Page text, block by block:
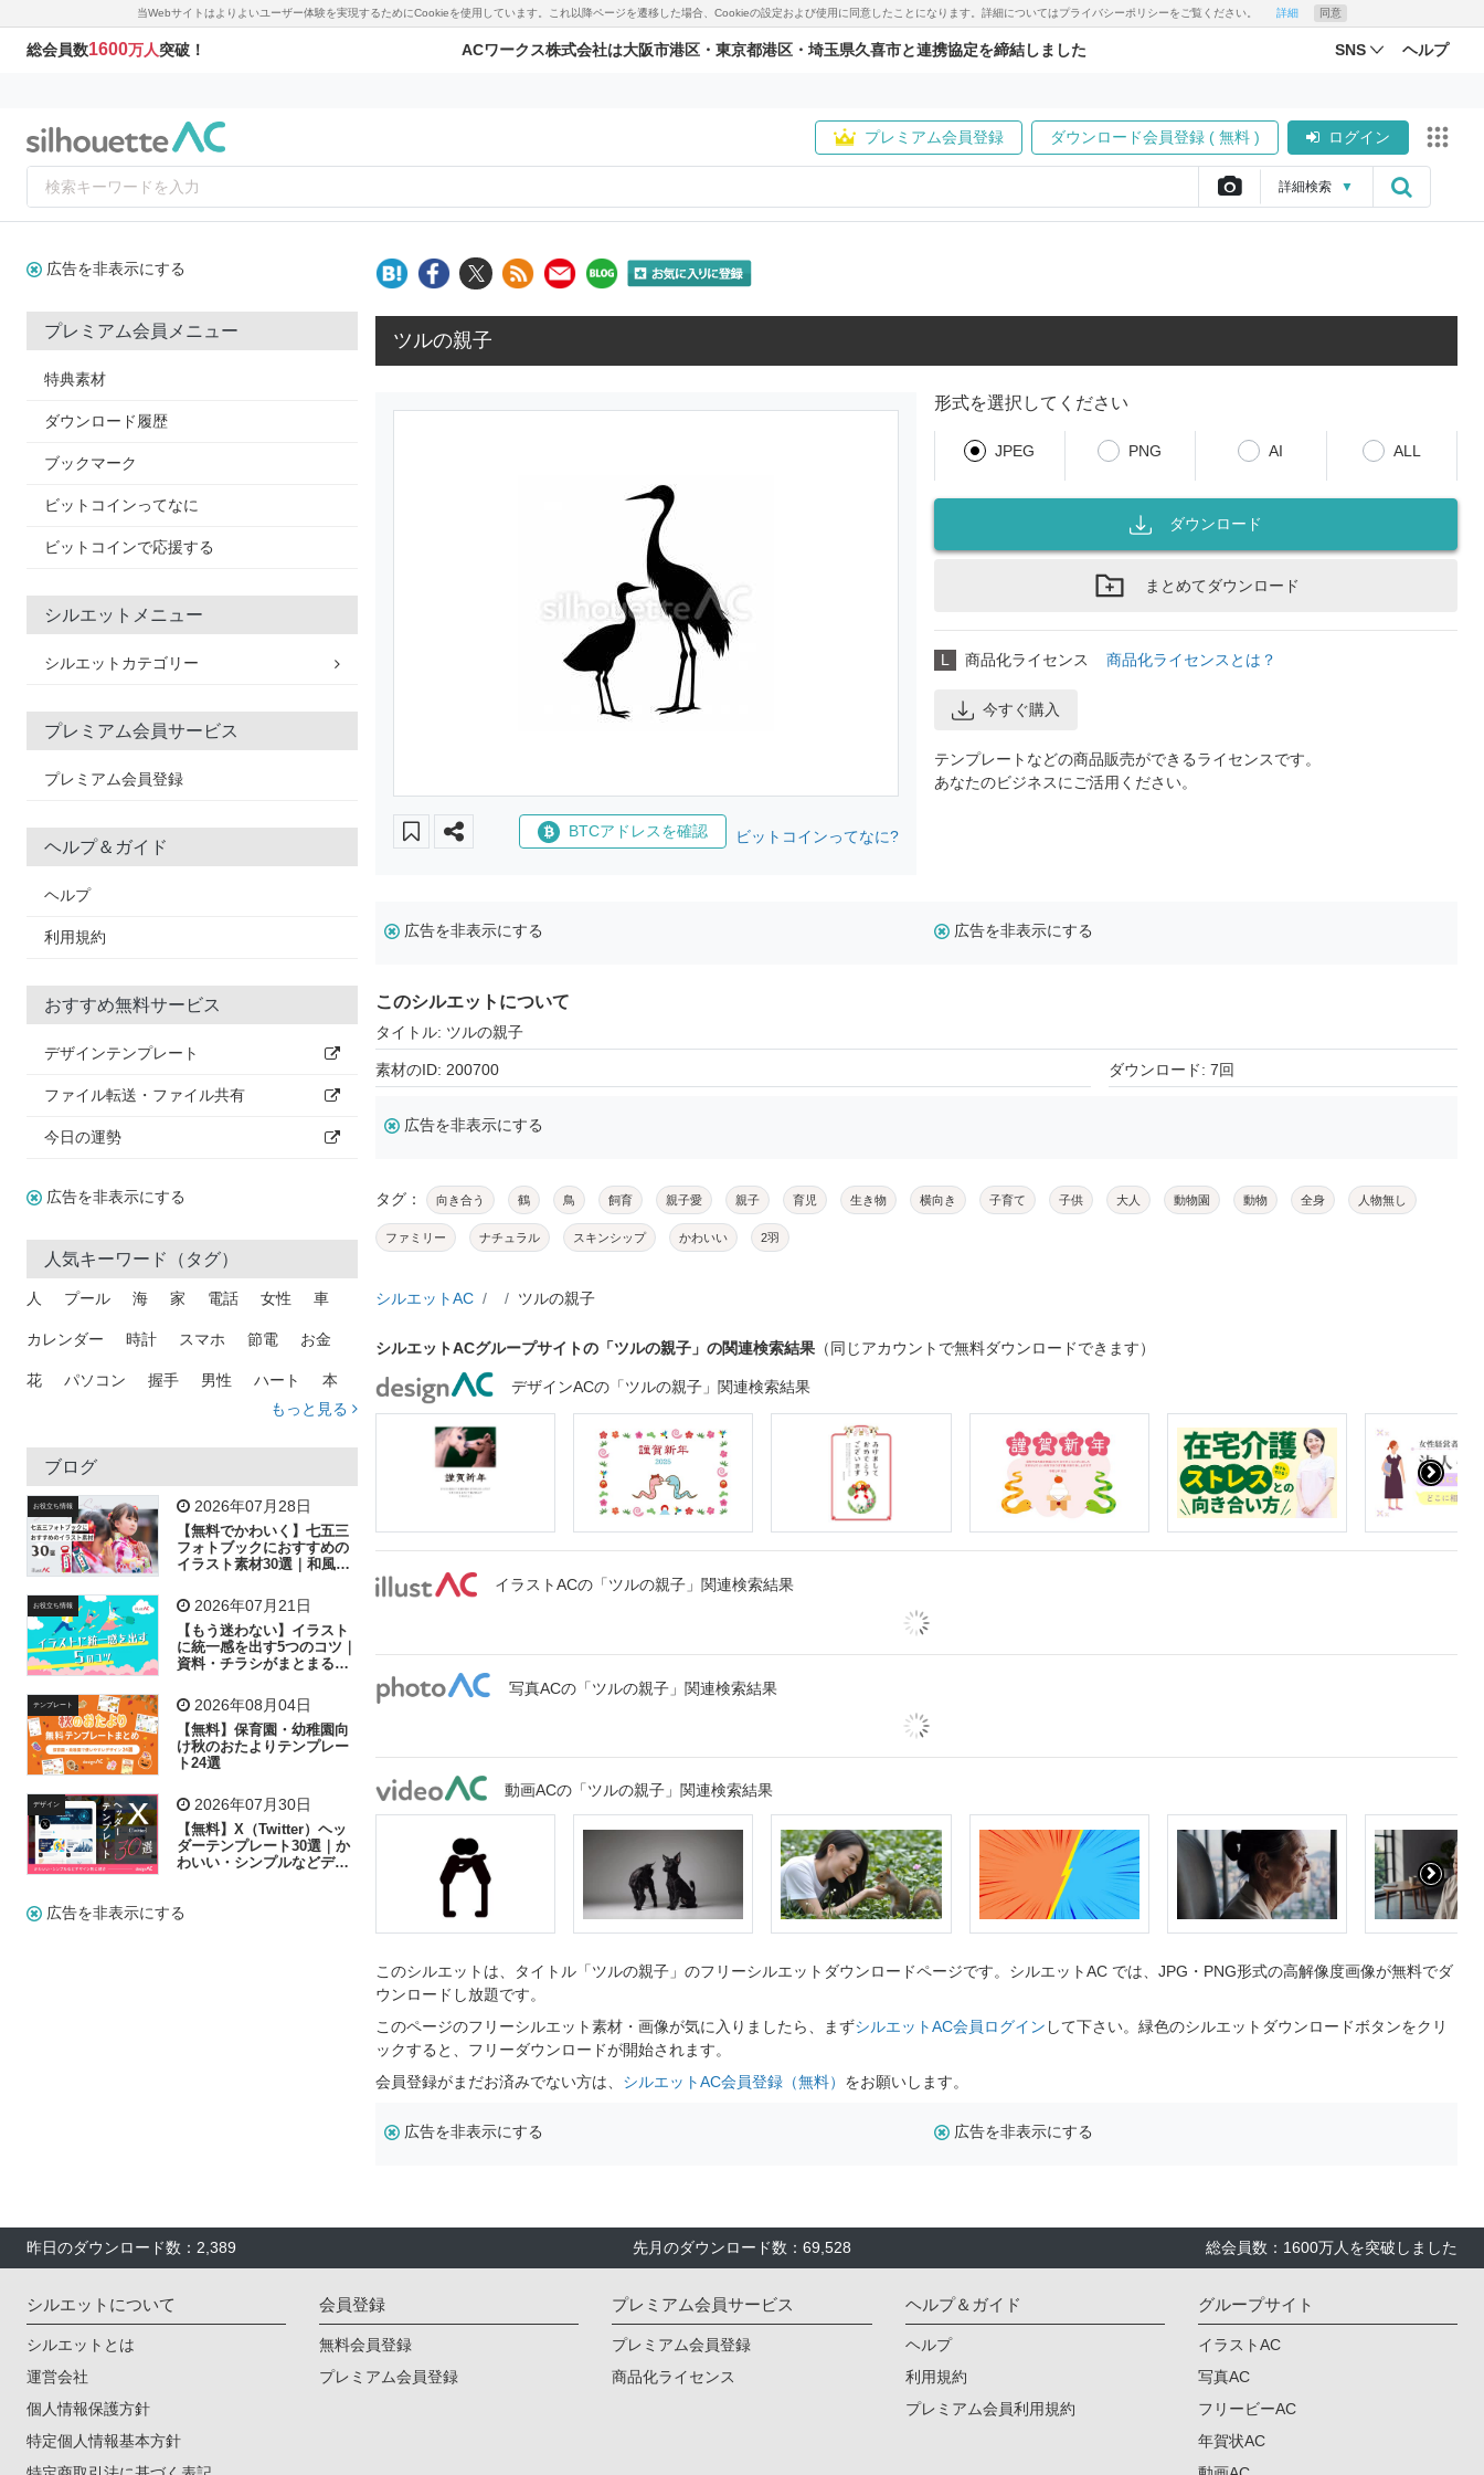
当Webサイトはよりよいユーザー体験を実現するためにCookieを使用しています。これ以降ページを遷移した場合、Cookieの設定および使用に同意したことになります。詳細についてはプライバシーポリシーをご覧ください。 詳細 同意
総会員数1600万人突破！ ACワークス株式会社は大阪市港区・東京都港区・埼玉県久喜市と連携協定を締結しました SNS ヘルプ
プレミアム会員登録 ダウンロード会員登録 ( 無料 ) ログイン
詳細検索 ▼
広告を非表示にする
プレミアム会員メニュー
特典素材
ダウンロード履歴
ブックマーク
ビットコインってなに
ビットコインで応援する
シルエットメニュー
シルエットカテゴリー
プレミアム会員サービス
プレミアム会員登録
ヘルプ＆ガイド
ヘルプ
利用規約
おすすめ無料サービス
デザインテンプレート
ファイル転送・ファイル共有
今日の運勢
広告を非表示にする
人気キーワード（タグ）
人 プール 海 家 電話 女性 車
カレンダー 時計 スマホ 節電 お金
花 パソコン 握手 男性 ハート 本
トラック 木
吹き出し
飛行機 グラフ ビル 魚 家族 書類
歩く 工場 会社 太陽 キラキラ
子供 作業員 相談 ピクトグラム
もっと見る
ブログ
お役立ち情報 2026年07月28日
【無料でかわいく】七五三
フォトブックにおすすめの
イラスト素材30選｜和風の
お役立ち情報 2026年07月21日
【もう迷わない】イラスト
に統一感を出す5つのコツ｜
資料・チラシがまとまるフ
テンプレート 2026年08月04日
【無料】保育園・幼稚園向
け秋のおたよりテンプレー
ト24選
デザイン 2026年07月30日
【無料】X（Twitter）ヘッ
ダーテンプレート30選｜か
わいい・シンプルなどデザ
広告を非表示にする
ツルの親子
BTCアドレスを確認 ビットコインってなに?
形式を選択してください
JPEG PNG AI ALL
ダウンロード
まとめてダウンロード
L 商品化ライセンス 商品化ライセンスとは？
今すぐ購入
テンプレートなどの商品販売ができるライセンスです。
あなたのビジネスにご活用ください。
広告を非表示にする 広告を非表示にする
このシルエットについて
タイトル: ツルの親子
素材のID: 200700 ダウンロード: 7回
広告を非表示にする
タグ： 向き合う 鶴 鳥 飼育 親子愛 親子 育児 生き物 横向き 子育て 子供 大人 動物園 動物 全身 人物無し
ファミリー ナチュラル スキンシップ かわいい 2羽
シルエットAC ツルの親子
シルエットACグループサイトの「ツルの親子」の関連検索結果 （同じアカウントで無料ダウンロードできます）
デザインACの「ツルの親子」関連検索結果
イラストACの「ツルの親子」関連検索結果
写真ACの「ツルの親子」関連検索結果
動画ACの「ツルの親子」関連検索結果
このシルエットは、タイトル「ツルの親子」のフリーシルエットダウンロードページです。シルエットAC では、JPG・PNG形式の高解像度画像が無料でダ
ウンロードし放題です。
このページのフリーシルエット素材・画像が気に入りましたら、まずシルエットAC会員ログイン して下さい。緑色のシルエットダウンロードボタンをクリ
ックすると、フリーダウンロードが開始されます。
会員登録がまだお済みでない方は、 シルエットAC会員登録（無料） をお願いします。
広告を非表示にする 広告を非表示にする
昨日のダウンロード数：2,389 先月のダウンロード数：69,528 総会員数：1600万人を突破しました
シルエットについて
シルエットとは
運営会社
個人情報保護方針
特定個人情報基本方針
会員登録
無料会員登録
プレミアム会員登録
プレミアム会員サービス
プレミアム会員登録
商品化ライセンス
ヘルプ＆ガイド
ヘルプ
利用規約
プレミアム会員利用規約
グループサイト
イラストAC
写真AC
フリービーAC
年賀状AC